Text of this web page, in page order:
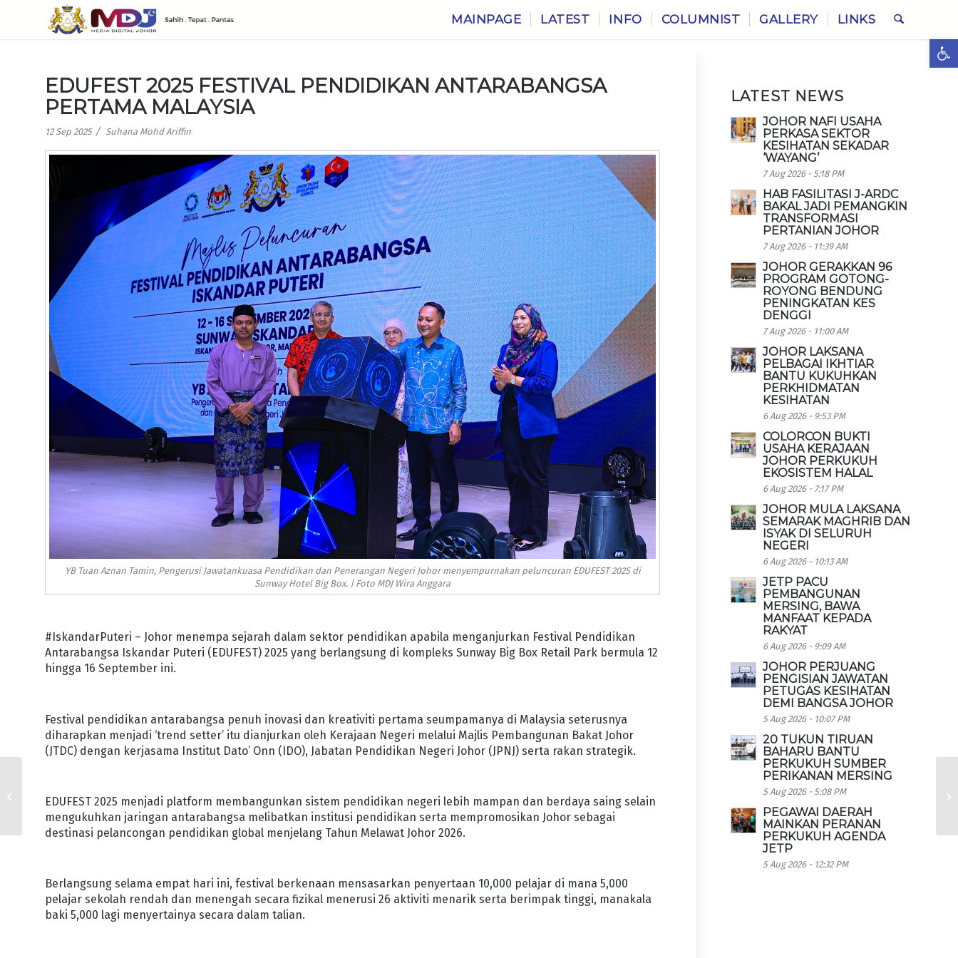
MAINPAGE LATEST INFO COLUMNIST GALLERY LINKS
EDUFEST 2025 FESTIVAL PENDIDIKAN ANTARABANGSA
PERTAMA MALAYSIA
12 Sep 2025 / Suhana Mohd Ariffin
YB Tuan Aznan Tamin, Pengerusi Jawatankuasa Pendidikan dan Penerangan Negeri Johor menyempurnakan peluncuran EDUFEST 2025 di
Sunway Hotel Big Box. | Foto MDJ Wira Anggara
#IskandarPuteri – Johor menempa sejarah dalam sektor pendidikan apabila menganjurkan Festival Pendidikan
Antarabangsa Iskandar Puteri (EDUFEST) 2025 yang berlangsung di kompleks Sunway Big Box Retail Park bermula 12
hingga 16 September ini.
Festival pendidikan antarabangsa penuh inovasi dan kreativiti pertama seumpamanya di Malaysia seterusnya
diharapkan menjadi ‘trend setter’ itu dianjurkan oleh Kerajaan Negeri melalui Majlis Pembangunan Bakat Johor
(JTDC) dengan kerjasama Institut Dato’ Onn (IDO), Jabatan Pendidikan Negeri Johor (JPNJ) serta rakan strategik.
EDUFEST 2025 menjadi platform membangunkan sistem pendidikan negeri lebih mampan dan berdaya saing selain
mengukuhkan jaringan antarabangsa melibatkan institusi pendidikan serta mempromosikan Johor sebagai
destinasi pelancongan pendidikan global menjelang Tahun Melawat Johor 2026.
Berlangsung selama empat hari ini, festival berkenaan mensasarkan penyertaan 10,000 pelajar di mana 5,000
pelajar sekolah rendah dan menengah secara fizikal menerusi 26 aktiviti menarik serta berimpak tinggi, manakala
baki 5,000 lagi menyertainya secara dalam talian.
LATEST NEWS
JOHOR NAFI USAHA
PERKASA SEKTOR
KESIHATAN SEKADAR
‘WAYANG’
7 Aug 2026 - 5:18 PM
HAB FASILITASI J-ARDC
BAKAL JADI PEMANGKIN
TRANSFORMASI
PERTANIAN JOHOR
7 Aug 2026 - 11:39 AM
JOHOR GERAKKAN 96
PROGRAM GOTONG-
ROYONG BENDUNG
PENINGKATAN KES
DENGGI
7 Aug 2026 - 11:00 AM
JOHOR LAKSANA
PELBAGAI IKHTIAR
BANTU KUKUHKAN
PERKHIDMATAN
KESIHATAN
6 Aug 2026 - 9:53 PM
COLORCON BUKTI
USAHA KERAJAAN
JOHOR PERKUKUH
EKOSISTEM HALAL
6 Aug 2026 - 7:17 PM
JOHOR MULA LAKSANA
SEMARAK MAGHRIB DAN
ISYAK DI SELURUH
NEGERI
6 Aug 2026 - 10:13 AM
JETP PACU
PEMBANGUNAN
MERSING, BAWA
MANFAAT KEPADA
RAKYAT
6 Aug 2026 - 9:09 AM
JOHOR PERJUANG
PENGISIAN JAWATAN
PETUGAS KESIHATAN
DEMI BANGSA JOHOR
5 Aug 2026 - 10:07 PM
20 TUKUN TIRUAN
BAHARU BANTU
PERKUKUH SUMBER
PERIKANAN MERSING
5 Aug 2026 - 5:08 PM
PEGAWAI DAERAH
MAINKAN PERANAN
PERKUKUH AGENDA
JETP
5 Aug 2026 - 12:32 PM
MANFAATKAN INISIATIF